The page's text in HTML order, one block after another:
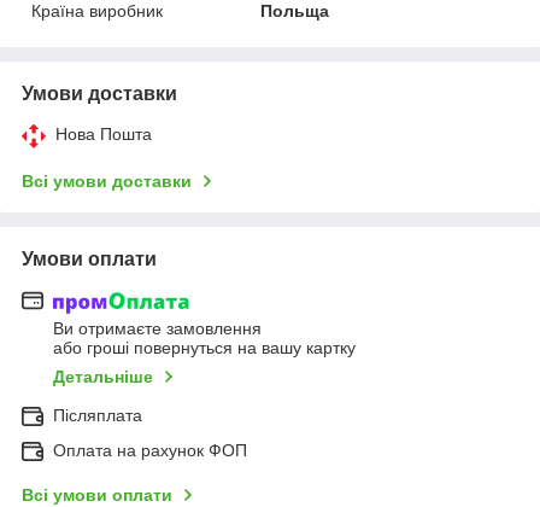
Країна виробник Польща
Умови доставки
Нова Пошта
Всі умови доставки
Умови оплати
Ви отримаєте замовлення
або гроші повернуться на вашу картку
Детальніше
Післяплата
Оплата на рахунок ФОП
Всі умови оплати